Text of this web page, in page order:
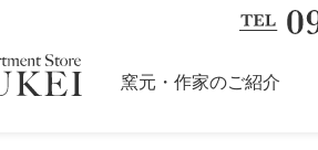
窯元・作家のご紹介